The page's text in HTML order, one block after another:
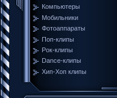
Компьютеры
Мобильники
Фотоаппараты
Поп-клипы
Рок-клипы
Dance-клипы
Хип-Хоп клипы